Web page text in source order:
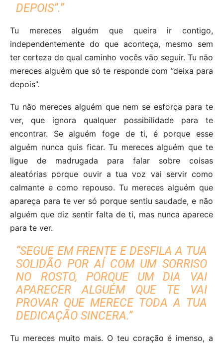
DEPOIS”.”
Tu mereces alguém que queira ir contigo,
independentemente do que aconteça, mesmo sem
ter certeza de qual caminho vocês vão seguir. Tu não
mereces alguém que só te responde com ”deixa para
depois”.
Tu não mereces alguém que nem se esforça para te
ver, que ignora qualquer possibilidade para te
encontrar. Se alguém foge de ti, é porque esse
alguém nunca quis ficar. Tu mereces alguém que te
ligue de madrugada para falar sobre coisas
aleatórias porque ouvir a tua voz vai servir como
calmante e como repouso. Tu mereces alguém que
apareça para te ver só porque sentiu saudade, e não
alguém que diz sentir falta de ti, mas nunca aparece
para te ver.
“SEGUE EM FRENTE E DESFILA A TUA
SOLIDÃO POR AÍ COM UM SORRISO
NO ROSTO, PORQUE UM DIA VAI
APARECER ALGUÉM QUE TE VAI
PROVAR QUE MERECE TODA A TUA
DEDICAÇÃO SINCERA.”
Tu mereces muito mais. O teu coração é imenso, a